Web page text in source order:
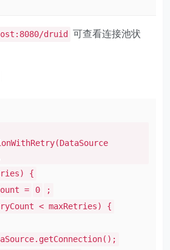
druid
可查看连接池状
{
= 0
;
< maxRetries) {